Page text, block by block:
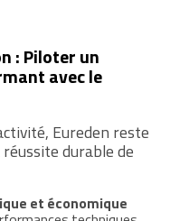
: Piloter un
avec le
Eureden reste
durable de
et économique